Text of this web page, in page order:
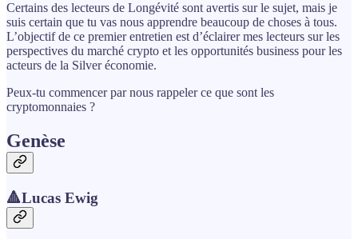
Certains des lecteurs de Longévité sont avertis sur le sujet, mais je
suis certain que tu vas nous apprendre beaucoup de choses à tous.
L’objectif de ce premier entretien est d’éclairer mes lecteurs sur les
perspectives du marché crypto et les opportunités business pour les
acteurs de la Silver économie.
Peux-tu commencer par nous rappeler ce que sont les
cryptomonnaies ?
Genèse
🔺Lucas Ewig